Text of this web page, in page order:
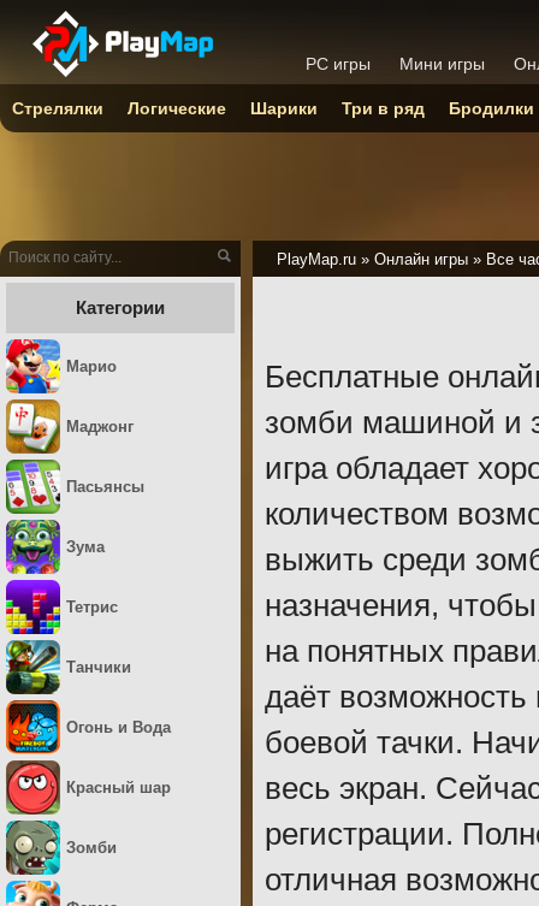
PlayMap.ru » Онлайн игры » Все
Бесплатные
зомби машиной и
игра обладает
количеством
выжить среди
назначения,
на понятных
даёт
боевой тачки.
весь экран.
регистрации.
отличная
Категории
Марио
Маджонг
Пасьянсы
Зума
Тетрис
Танчики
Огонь и Вода
Красный шар
Зомби
PC игры Мини игры
Стрелялки Логические Шарики Три в ряд Бродилки